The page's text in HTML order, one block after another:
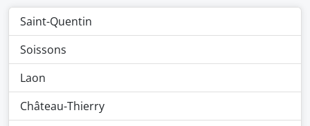
Saint-Quentin
Soissons
Laon
Château-Thierry